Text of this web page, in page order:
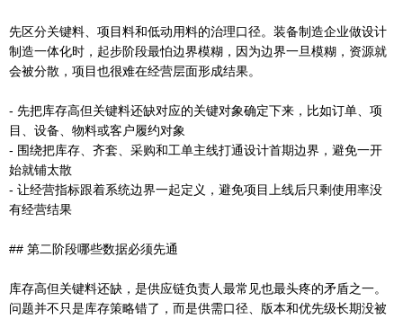
先区分关键料、项目料和低动用料的治理口径。装备制造企业做设计
制造一体化时，起步阶段最怕边界模糊，因为边界一旦模糊，资源就
会被分散，项目也很难在经营层面形成结果。
- 先把库存高但关键料还缺对应的关键对象确定下来，比如订单、项
目、设备、物料或客户履约对象
- 围绕把库存、齐套、采购和工单主线打通设计首期边界，避免一开
始就铺太散
- 让经营指标跟着系统边界一起定义，避免项目上线后只剩使用率没
有经营结果
## 第二阶段哪些数据必须先通
库存高但关键料还缺，是供应链负责人最常见也最头疼的矛盾之一。
问题并不只是库存策略错了，而是供需口径、版本和优先级长期没被